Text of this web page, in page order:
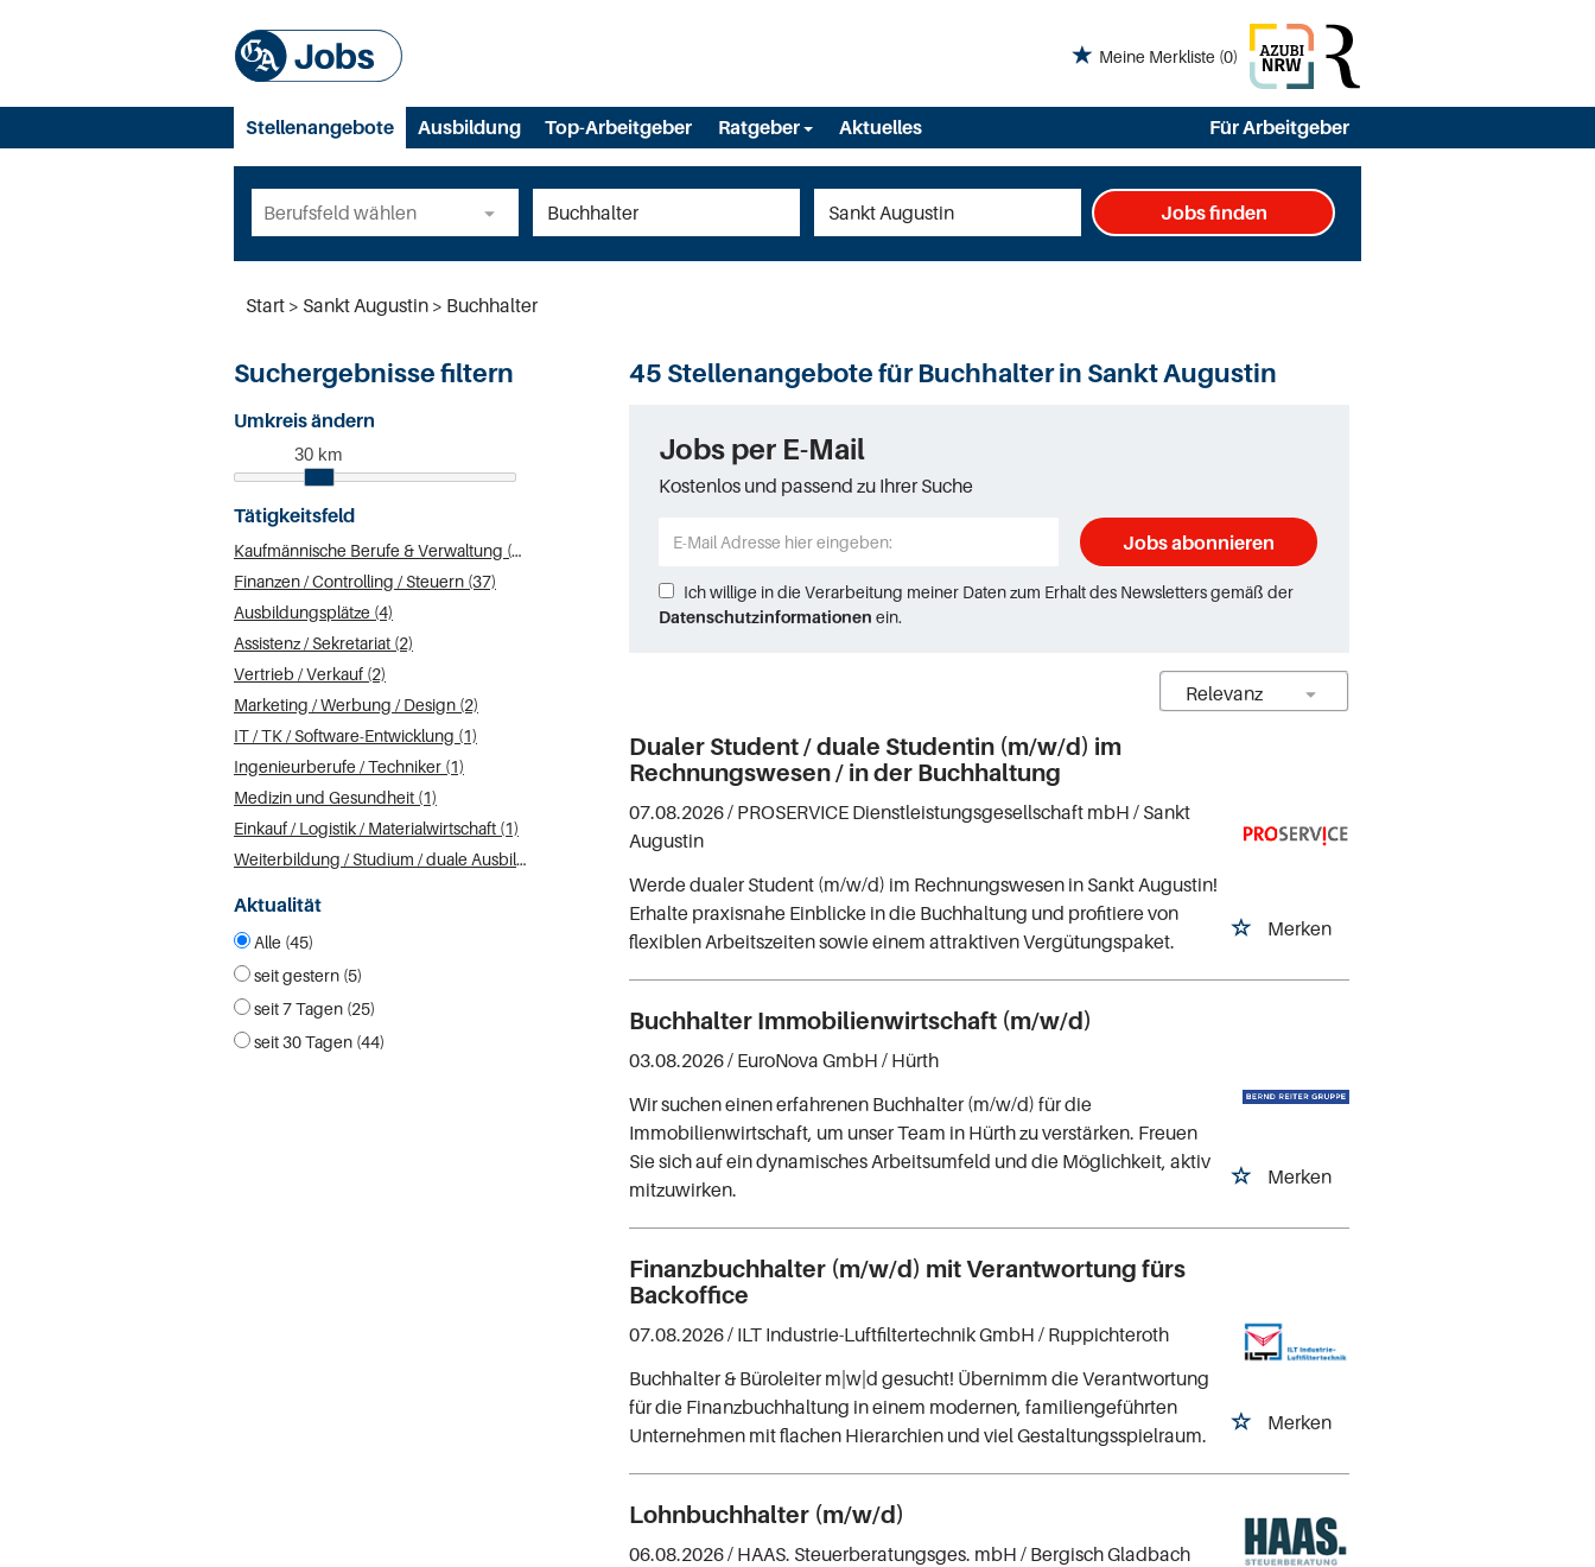
Meine Merkliste (0)
Stellenangebote Ausbildung Top-Arbeitgeber Ratgeber Aktuelles Für Arbeitgeber
Jobs finden
Start Sankt Augustin Buchhalter
Suchergebnisse filtern
Umkreis ändern
30 km
Tätigkeitsfeld
Kaufmännische Berufe & Verwaltung (40)
Finanzen / Controlling / Steuern (37)
Ausbildungsplätze (4)
Assistenz / Sekretariat (2)
Vertrieb / Verkauf (2)
Marketing / Werbung / Design (2)
IT / TK / Software-Entwicklung (1)
Ingenieurberufe / Techniker (1)
Medizin und Gesundheit (1)
Einkauf / Logistik / Materialwirtschaft (1)
Weiterbildung / Studium / duale Ausbildung (1)
Aktualität
Alle (45)
seit gestern (5)
seit 7 Tagen (25)
seit 30 Tagen (44)
45 Stellenangebote für Buchhalter in Sankt Augustin
Jobs per E-Mail
Kostenlos und passend zu Ihrer Suche
Jobs abonnieren
Ich willige in die Verarbeitung meiner Daten zum Erhalt des Newsletters gemäß der
Datenschutzinformationen ein.
Dualer Student / duale Studentin (m/w/d) im
Rechnungswesen / in der Buchhaltung
Merken
07.08.2026 / PROSERVICE Dienstleistungsgesellschaft mbH / Sankt
Augustin
Werde dualer Student (m/w/d) im Rechnungswesen in Sankt Augustin!
Erhalte praxisnahe Einblicke in die Buchhaltung und profitiere von
flexiblen Arbeitszeiten sowie einem attraktiven Vergütungspaket.
Buchhalter Immobilienwirtschaft (m/w/d)
Merken
03.08.2026 / EuroNova GmbH / Hürth
Wir suchen einen erfahrenen Buchhalter (m/w/d) für die
Immobilienwirtschaft, um unser Team in Hürth zu verstärken. Freuen
Sie sich auf ein dynamisches Arbeitsumfeld und die Möglichkeit, aktiv
mitzuwirken.
Finanzbuchhalter (m/w/d) mit Verantwortung fürs
Backoffice
Merken
07.08.2026 / ILT Industrie-Luftfiltertechnik GmbH / Ruppichteroth
Buchhalter & Büroleiter m|w|d gesucht! Übernimm die Verantwortung
für die Finanzbuchhaltung in einem modernen, familiengeführten
Unternehmen mit flachen Hierarchien und viel Gestaltungsspielraum.
Lohnbuchhalter (m/w/d)
06.08.2026 / HAAS. Steuerberatungsges. mbH / Bergisch Gladbach